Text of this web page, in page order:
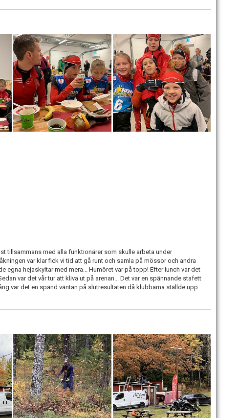
tillsammans med alla funktionärer som skulle arbeta under
var klar fick vi tid att gå runt och samla på mössor och andra
hejaskyltar med mera... Humöret var på topp! Efter lunch var det
var det vår tur att kliva ut på arenan... Det var en spännande stafett
var det en spänd väntan på slutresultaten då klubbarna ställde upp